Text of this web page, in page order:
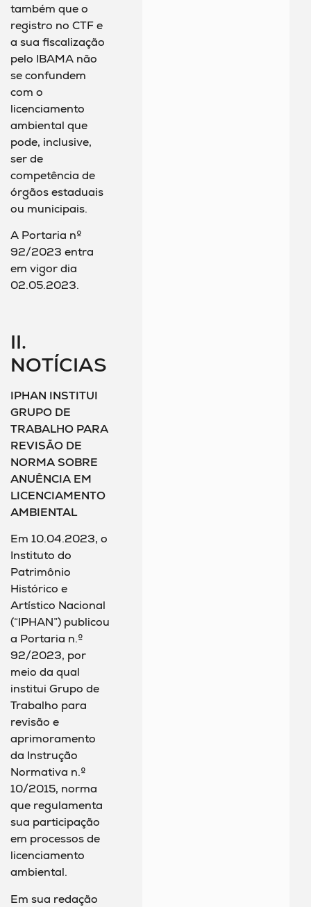
também que o
registro no CTF e
a sua fiscalização
pelo IBAMA não
se confundem
com o
licenciamento
ambiental que
pode, inclusive,
ser de
competência de
órgãos estaduais
ou municipais.
A Portaria nº
92/2023 entra
em vigor dia
02.05.2023.
II.
NOTÍCIAS
IPHAN INSTITUI
GRUPO DE
TRABALHO PARA
REVISÃO DE
NORMA SOBRE
ANUÊNCIA EM
LICENCIAMENTO
AMBIENTAL
Em 10.04.2023, o
Instituto do
Patrimônio
Histórico e
Artístico Nacional
(“IPHAN”) publicou
a Portaria n.º
92/2023, por
meio da qual
institui Grupo de
Trabalho para
revisão e
aprimoramento
da Instrução
Normativa n.º
10/2015, norma
que regulamenta
sua participação
em processos de
licenciamento
ambiental.
Em sua redação